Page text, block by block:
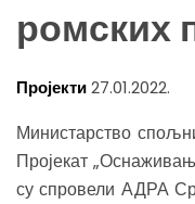
ромских
Пројекти27.01.2022.
Министарство
Пројекат
су спровели АДРА